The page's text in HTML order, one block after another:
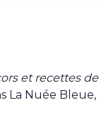
et recettes de
La Nuée Bleue,